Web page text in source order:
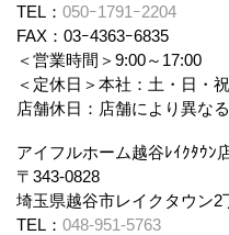
TEL： 050ｰ1791ｰ2204
FAX：03ｰ4363ｰ6835
＜営業時間＞9:00～17:00
＜定休日＞本社：土・日・
店舗休日：店舗により異なる
アイフルホーム越谷ﾚｲｸﾀｳﾝ
〒343-0828
埼玉県越谷市レイクタウン
TEL： 048-951-5763